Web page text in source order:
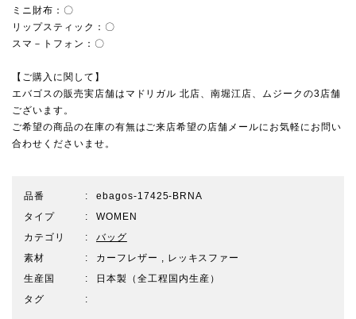
ミニ財布：〇
リップスティック：〇
スマ－トフォン：〇
【ご購入に関して】
エバゴスの販売実店舗は マドリガル 北店、南堀江店、ムジーク の3店舗
ございます。
ご希望の商品の在庫の有無はご来店希望の店舗メールにお気軽にお問い
合わせくださいませ。
品番
ebagos-17425-BRNA
タイプ
WOMEN
カテゴリ
バッグ
素材
カーフレザー , レッキスファー
生産国
日本製（全工程国内生産）
タグ